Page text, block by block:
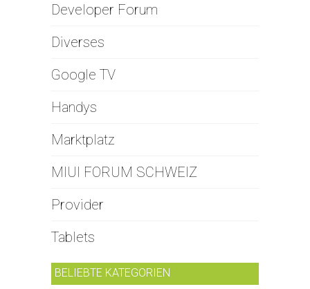
Developer Forum
Diverses
Google TV
Handys
Marktplatz
MIUI FORUM SCHWEIZ
Provider
Tablets
BELIEBTE KATEGORIEN